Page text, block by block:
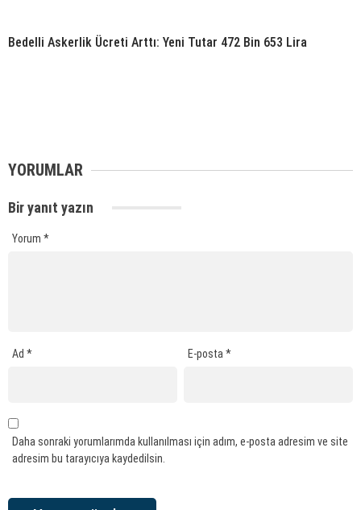
Bedelli Askerlik Ücreti Arttı: Yeni Tutar 472 Bin 653 Lira
YORUMLAR
Bir yanıt yazın
Yorum *
Ad * E-posta*
Daha sonraki yorumlarımda kullanılması için adım, e-posta adresim ve site
adresim bu tarayıcıya kaydedilsin.